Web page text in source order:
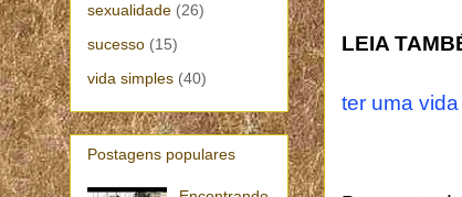
LEIA
ter uma
sexualidade (26)
sucesso (15)
vida simples (40)
Postagens populares